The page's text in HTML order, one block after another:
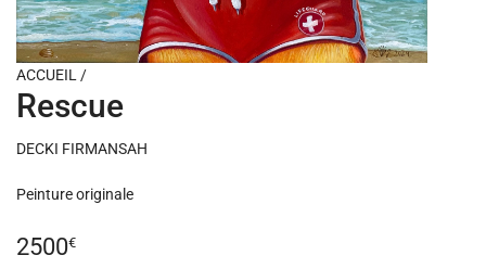
ACCUEIL /
Rescue
DECKI FIRMANSAH
Peinture originale
Prix
2500€